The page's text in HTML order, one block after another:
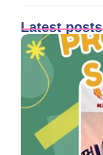
Latest posts